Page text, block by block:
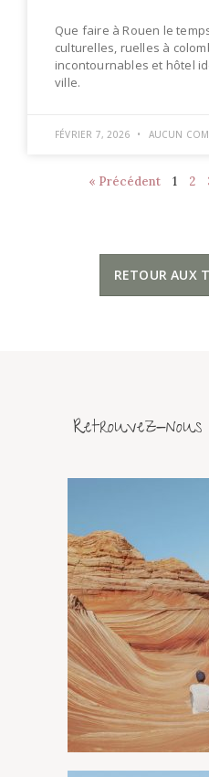
Que faire à Rouen le
culturelles, ruelles à
incontournables et hôtel
ville.
FÉVRIER 7, 2026 AUCUN
« Précédent 1 2
RETOUR AUX
Retrouvez-